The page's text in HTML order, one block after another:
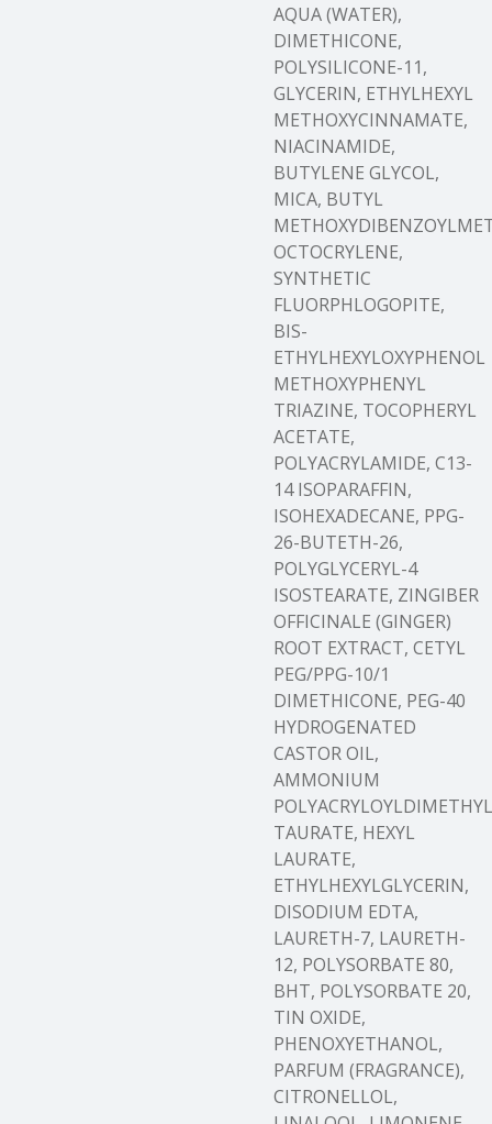
AQUA (WATER),
DIMETHICONE,
POLYSILICONE-11,
GLYCERIN, ETHYLHEXYL
METHOXYCINNAMATE,
NIACINAMIDE,
BUTYLENE GLYCOL,
MICA, BUTYL
OCTOCRYLENE,
SYNTHETIC
FLUORPHLOGOPITE,
BIS-
ETHYLHEXYLOXYPHENOL
METHOXYPHENYL
TRIAZINE, TOCOPHERYL
ACETATE,
POLYACRYLAMIDE, C13-
14 ISOPARAFFIN,
ISOHEXADECANE, PPG-
26-BUTETH-26,
POLYGLYCERYL-4
ISOSTEARATE, ZINGIBER
OFFICINALE (GINGER)
ROOT EXTRACT, CETYL
PEG/PPG-10/1
DIMETHICONE, PEG-40
HYDROGENATED
CASTOR OIL,
AMMONIUM
POLYACRYLOYLDIMETHYL
TAURATE, HEXYL
LAURATE,
ETHYLHEXYLGLYCERIN,
DISODIUM EDTA,
LAURETH-7, LAURETH-
12, POLYSORBATE 80,
BHT, POLYSORBATE 20,
TIN OXIDE,
PHENOXYETHANOL,
PARFUM (FRAGRANCE),
CITRONELLOL,